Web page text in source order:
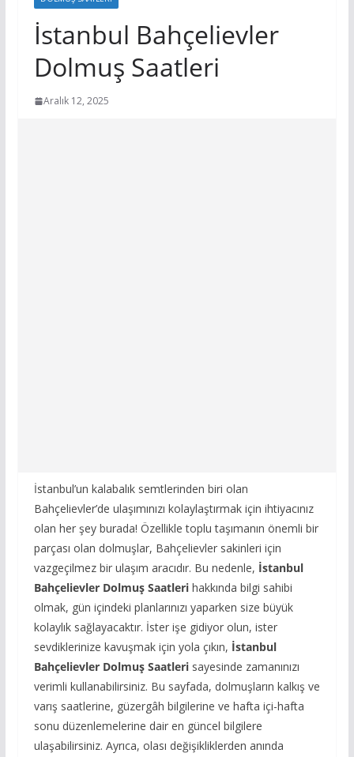
İstanbul Bahçelievler
Dolmuş Saatleri
Aralık 12, 2025
İstanbul’un kalabalık semtlerinden biri olan
Bahçelievler’de ulaşımınızı kolaylaştırmak için ihtiyacınız
olan her şey burada! Özellikle toplu taşımanın önemli bir
parçası olan dolmuşlar, Bahçelievler sakinleri için
vazgeçilmez bir ulaşım aracıdır. Bu nedenle, İstanbul
Bahçelievler Dolmuş Saatlerihakkında bilgi sahibi
olmak, gün içindeki planlarınızı yaparken size büyük
kolaylık sağlayacaktır. İster işe gidiyor olun, ister
sevdiklerinize kavuşmak için yola çıkın, İstanbul
Bahçelievler Dolmuş Saatlerisayesinde zamanınızı
verimli kullanabilirsiniz. Bu sayfada, dolmuşların kalkış ve
varış saatlerine, güzergâh bilgilerine ve hafta içi-hafta
sonu düzenlemelerine dair en güncel bilgilere
ulaşabilirsiniz. Ayrıca, olası değişikliklerden anında